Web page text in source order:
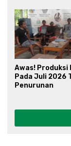
Awas! Produksi
Pada Juli 2026
Penurunan